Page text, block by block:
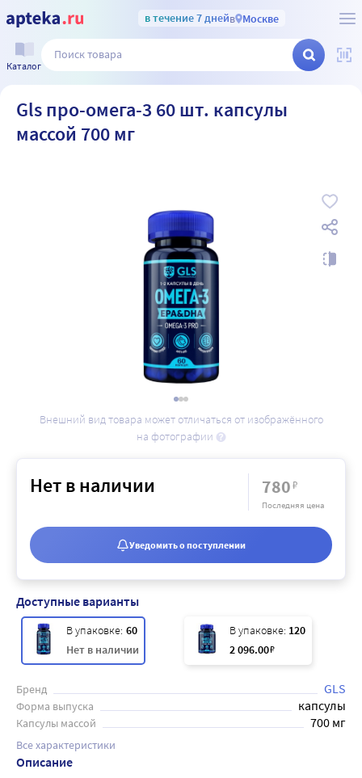
в течение 7 днейв Москве
Каталог
Gls про-омега-3 60 шт. капсулы
массой 700 мг
Внешний вид товара может отличаться от изображённого
на фотографии
Доступные варианты
В упаковке: 60
Нет в наличии
В упаковке: 120
2 096.00₽
Бренд GLS
Форма выпуска капсулы
Капсулы массой 700 мг
Все характеристики
Описание
Нет в наличии 780₽
Последняя цена
Уведомить о поступлении